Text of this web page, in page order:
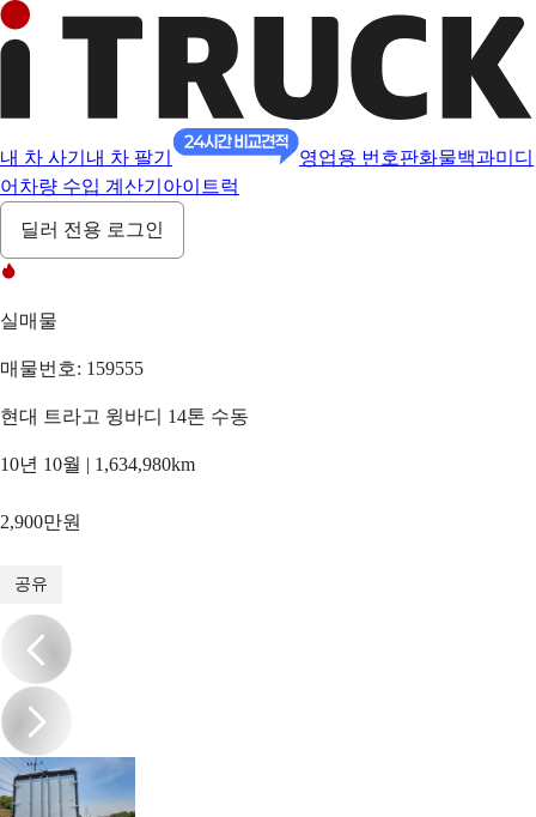
내 차 사기 내 차 팔기 영업용 번호판화물백과미디
어 차량 수입 계산기 아이트럭
딜러 전용 로그인
실매물
매물번호: 159555
현대 트라고 윙바디 14톤 수동
10년 10월 | 1,634,980km
2,900만원
공유
/10